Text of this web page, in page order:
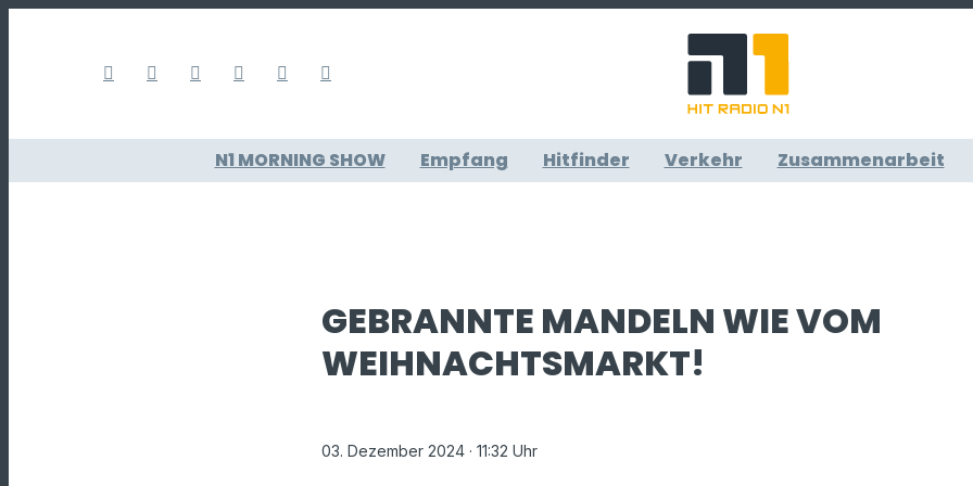
N1 MORNING SHOW Empfang Hitfinder Verkehr Zusammenarbeit
GEBRANNTE MANDELN WIE VOM
WEIHNACHTSMARKT!
03. Dezember 2024 · 11:32 Uhr